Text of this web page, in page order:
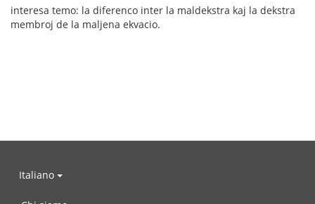
interesa temo: la diferenco inter la maldekstra kaj la dekstra
membroj de la maljena ekvacio.
Italiano